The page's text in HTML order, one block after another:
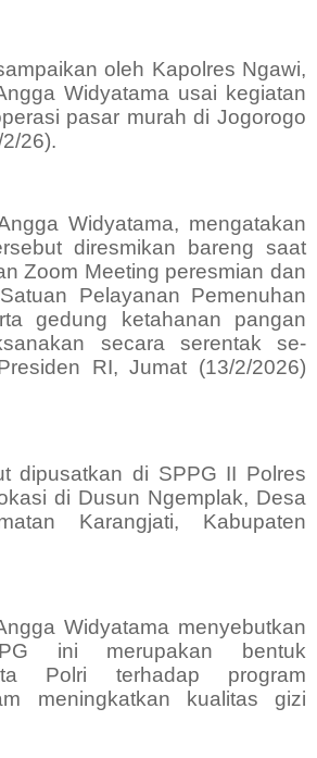
oleh Kapolres Ngawi,
Widyatama usai kegiatan
pasar murah di Jogorogo
26).
Widyatama, mengatakan
diresmikan bareng saat
Zoom Meeting peresmian dan
Pelayanan Pemenuhan
gedung ketahanan pangan
secara serentak se-
RI, Jumat (13/2/2026)
dipusatkan di SPPG II Polres
di Dusun Ngemplak, Desa
Karangjati, Kabupaten
Widyatama menyebutkan
ini merupakan bentuk
Polri terhadap program
meningkatkan kualitas gizi